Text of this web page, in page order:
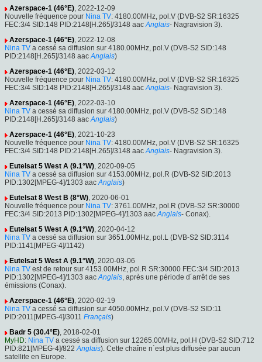
Azerspace-1 (46°E), 2022-12-09
Nouvelle fréquence pour Nina TV: 4180.00MHz, pol.V (DVB-S2 SR:16325
FEC:3/4 SID:148 PID:2148[H.265]/3148 aac Anglais- Nagravision 3).
Azerspace-1 (46°E), 2022-12-08
Nina TV a cessé sa diffusion sur 4180.00MHz, pol.V (DVB-S2 SID:148
PID:2148[H.265]/3148 aac Anglais)
Azerspace-1 (46°E), 2022-03-12
Nouvelle fréquence pour Nina TV: 4180.00MHz, pol.V (DVB-S2 SR:16325
FEC:3/4 SID:148 PID:2148[H.265]/3148 aac Anglais- Nagravision 3).
Azerspace-1 (46°E), 2022-03-10
Nina TV a cessé sa diffusion sur 4180.00MHz, pol.V (DVB-S2 SID:148
PID:2148[H.265]/3148 aac Anglais)
Azerspace-1 (46°E), 2021-10-23
Nouvelle fréquence pour Nina TV: 4180.00MHz, pol.V (DVB-S2 SR:16325
FEC:3/4 SID:148 PID:2148[H.265]/3148 aac Anglais- Nagravision 3).
Eutelsat 5 West A (9.1°W), 2020-09-05
Nina TV a cessé sa diffusion sur 4153.00MHz, pol.R (DVB-S2 SID:2013
PID:1302[MPEG-4]/1303 aac Anglais)
Eutelsat 8 West B (8°W), 2020-06-01
Nouvelle fréquence pour Nina TV: 3761.00MHz, pol.R (DVB-S2 SR:30000
FEC:3/4 SID:2013 PID:1302[MPEG-4]/1303 aac Anglais- Conax).
Eutelsat 5 West A (9.1°W), 2020-04-12
Nina TV a cessé sa diffusion sur 3651.00MHz, pol.L (DVB-S2 SID:3114
PID:1141[MPEG-4]/1142)
Eutelsat 5 West A (9.1°W), 2020-03-06
Nina TV est de retour sur 4153.00MHz, pol.R SR:30000 FEC:3/4 SID:2013
PID:1302[MPEG-4]/1303 aac Anglais, après une période d´arrêt de ses
émissions (Conax).
Azerspace-1 (46°E), 2020-02-19
Nina TV a cessé sa diffusion sur 4050.00MHz, pol.V (DVB-S2 SID:11
PID:2011[MPEG-4]/3011 Français)
Badr 5 (30.4°E), 2018-02-01
MyHD: Nina TV a cessé sa diffusion sur 12265.00MHz, pol.H (DVB-S2 SID:712
PID:821[MPEG-4]/822 Anglais). Cette chaîne n´est plus diffusée par aucun
satellite en Europe.